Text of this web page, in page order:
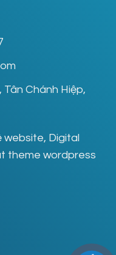
Chánh Hiệp,
website, Digital
theme wordpress